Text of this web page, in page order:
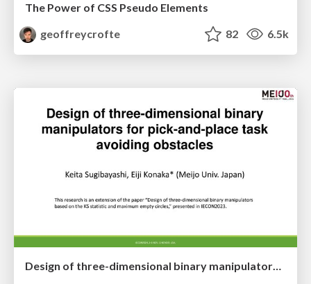
The Power of CSS Pseudo Elements
geoffreycrofte
82 6.5k